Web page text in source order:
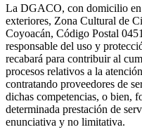
La DGACO, con domicilio
exteriores, Zona Cultural de
Coyoacán, Código Postal
responsable del uso y
recabará para contribuir al
procesos relativos a la
contratando proveedores de
dichas competencias, o bien,
determinada prestación de
enunciativa y no limitativa.